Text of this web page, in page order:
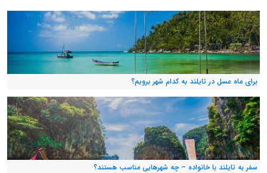
برای ماه عسل در تایلند به کدام شهر برویم؟
سفر به تایلند با خانواده – چه شهرهایی مناسب هستند؟